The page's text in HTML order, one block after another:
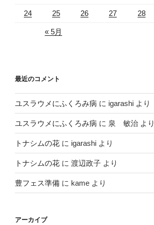
24 25 26 27 28
« 5月
最近のコメント
ユスラウメにふくろみ病 に igarashi より
ユスラウメにふくろみ病 に 泉 敏治 より
トナシムの花 に igarashi より
トナシムの花 に 渡辺政子 より
豊フェス準備 に kame より
アーカイブ